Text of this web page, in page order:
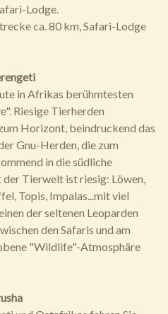
Lodge.
ca. 80 km, Safari-Lodge
in Afrikas berühmtesten
Riesige Tierherden
Horizont, beindruckend das
Gnu-Herden, die zum
in die südliche
Tierwelt ist riesig: Löwen,
Topis, Impalas...mit viel
der seltenen Leoparden
den Safaris und am
"Wildlife"-Atmosphäre